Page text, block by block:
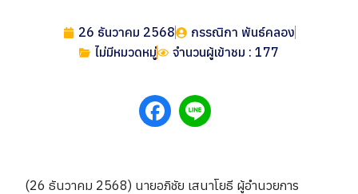
26 ธันวาคม 2568
กรรณิกา พันธ์คลอง
ไม่มีหมวดหมู่
จำนวนผู้เข้าชม : 177
(26 ธันวาคม 2568) นายอภิชัย เสนาโยธี ผู้อำนวยการ